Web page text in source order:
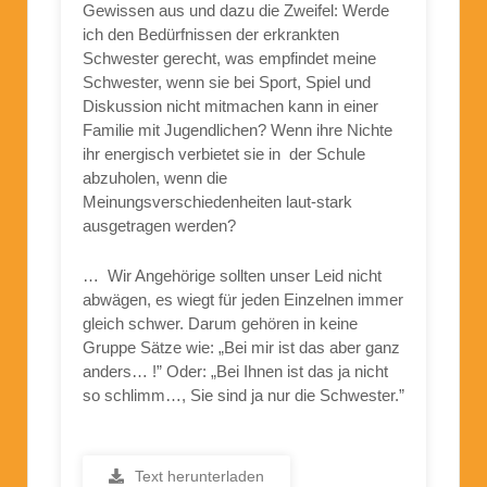
Gewissen aus und dazu die Zweifel: Werde
ich den Bedürfnissen der erkrankten
Schwester gerecht, was empfindet meine
Schwester, wenn sie bei Sport, Spiel und
Diskussion nicht mitmachen kann in einer
Familie mit Jugendlichen? Wenn ihre Nichte
ihr energisch verbietet sie in der Schule
abzuholen, wenn die
Meinungsverschiedenheiten laut-stark
ausgetragen werden?
… Wir Angehörige sollten unser Leid nicht
abwägen, es wiegt für jeden Einzelnen immer
gleich schwer. Darum gehören in keine
Gruppe Sätze wie: „Bei mir ist das aber ganz
anders… !” Oder: „Bei Ihnen ist das ja nicht
so schlimm…, Sie sind ja nur die Schwester.”
Text herunterladen